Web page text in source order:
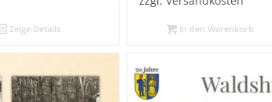
Zeige Details In den Warenkorb